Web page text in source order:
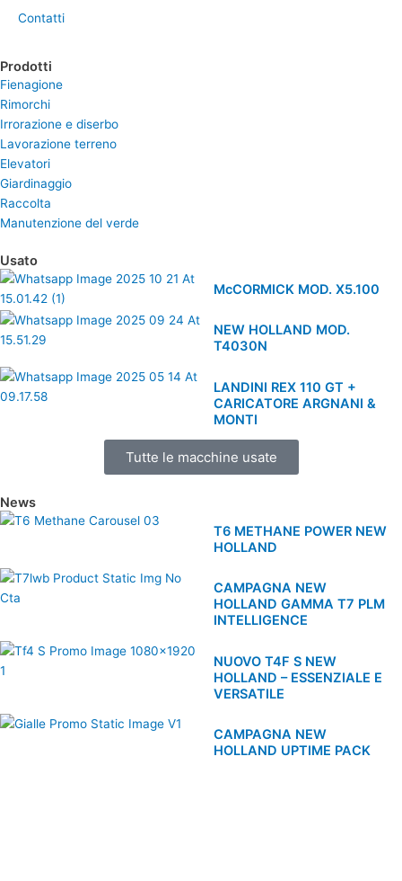
Contatti
Prodotti
Fienagione
Rimorchi
Irrorazione e diserbo
Lavorazione terreno
Elevatori
Giardinaggio
Raccolta
Manutenzione del verde
Usato
McCORMICK MOD. X5.100
NEW HOLLAND MOD.
T4030N
LANDINI REX 110 GT +
CARICATORE ARGNANI &
MONTI
Tutte le macchine usate
News
T6 METHANE POWER NEW
HOLLAND
CAMPAGNA NEW
HOLLAND GAMMA T7 PLM
INTELLIGENCE
NUOVO T4F S NEW
HOLLAND – ESSENZIALE E
VERSATILE
CAMPAGNA NEW
HOLLAND UPTIME PACK